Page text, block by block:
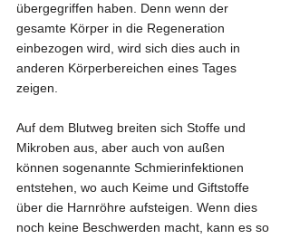
übergegriffen haben. Denn wenn der
gesamte Körper in die Regeneration
einbezogen wird, wird sich dies auch in
anderen Körperbereichen eines Tages
zeigen.
Auf dem Blutweg breiten sich Stoffe und
Mikroben aus, aber auch von außen
können sogenannte Schmierinfektionen
entstehen, wo auch Keime und Giftstoffe
über die Harnröhre aufsteigen. Wenn dies
noch keine Beschwerden macht, kann es so